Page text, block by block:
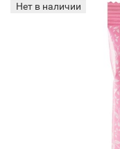
Нет в наличии